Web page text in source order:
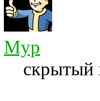
Myp
скрытый